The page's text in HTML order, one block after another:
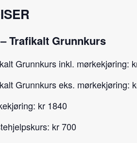
Trafikalt Grunnkurs
Grunnkurs inkl. mørkekjøring:
Grunnkurs eks. mørkekjøring:
kr 1840
kr 700